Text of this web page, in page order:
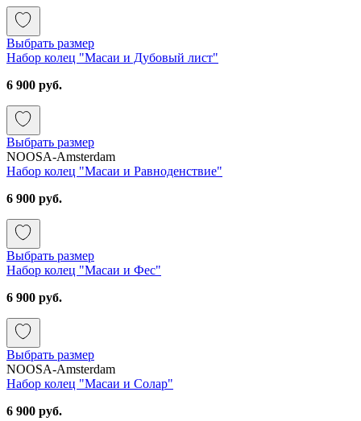
Выбрать размер
Набор колец "Масаи и Дубовый лист"
6 900 руб.
Выбрать размер
NOOSA-Amsterdam
Набор колец "Масаи и Равноденствие"
6 900 руб.
Выбрать размер
Набор колец "Масаи и Фес"
6 900 руб.
Выбрать размер
NOOSA-Amsterdam
Набор колец "Масаи и Солар"
6 900 руб.